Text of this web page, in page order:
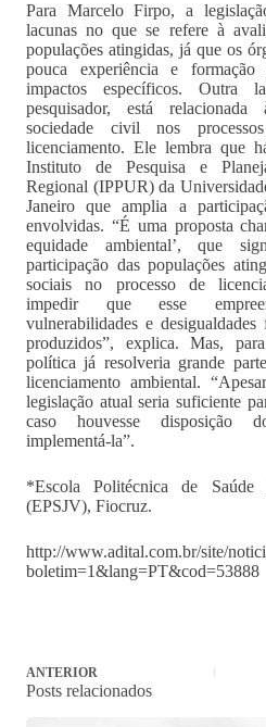
Para Marcelo Firpo, a
lacunas no que se refere à
populações atingidas, já que os
pouca experiência e formação
impactos específicos. Outra
pesquisador, está
sociedade civil nos
licenciamento. Ele lembra que
Instituto de Pesquisa e
Regional (IPPUR) da
Janeiro que amplia a
envolvidas. “É uma proposta
equidade ambiental’, que
participação das populações
sociais no processo de
impedir que esse
vulnerabilidades e desigualdades
produzidos”, explica. Mas,
política já resolveria grande
licenciamento ambiental.
legislação atual seria suficiente
caso houvesse disposição
implementá-la”.
*Escola Politécnica de Saúde
(EPSJV), Fiocruz.
http://www.adital.com.br/site/
boletim=1&lang=PT&cod=53888
ANTERIOR
Posts relacionados